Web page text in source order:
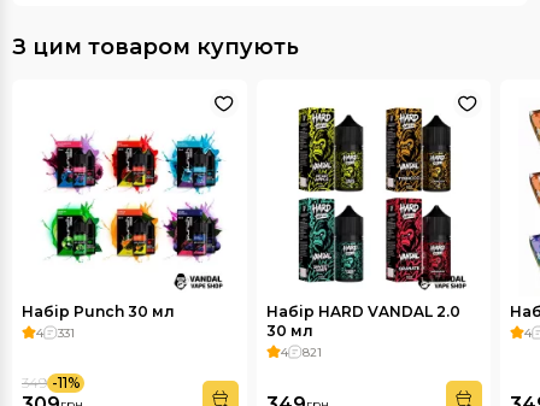
З цим товаром купують
Набір Punch 30 мл
4 331
349 -11%
Набір HARD VANDAL 2.0
30 мл
4 821
4